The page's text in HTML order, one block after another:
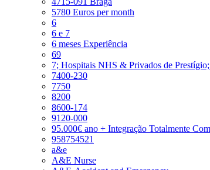
5780 Euros per month
6
6 e 7
6 meses Experiência
69
7; Hospitais NHS & Privados de
7400-230
7750
8200
8600-174
9120-000
95.000€ ano + Integração Totalmente
958754521
a&e
A&E Nurse